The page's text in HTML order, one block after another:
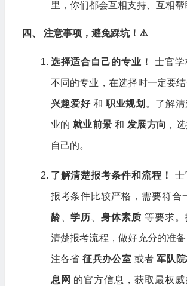
里，你们都会互相支持、互相帮
四、 注意事项，避免踩坑！⚠️
选择适合自己的专业！ 士官学
不同的专业，在选择时一定要
兴趣爱好和职业规划 。了解
业的 就业前景 和 发展方向 ，
自己的。
了解清楚报考条件和流程！ 士
报考条件比较严格，需要符合
龄、学历 、身体素质 等要求
清楚报考流程，做好充分的准
注各省征兵办公室 或者 军队
息网 的官方信息，获取最权威